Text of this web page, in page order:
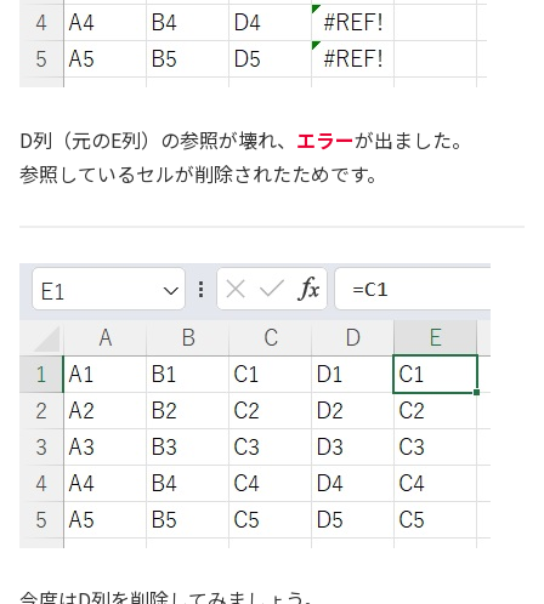
D列（元のE列）の参照が壊れ、 エラーが出ました。
参照しているセルが削除されたためです。